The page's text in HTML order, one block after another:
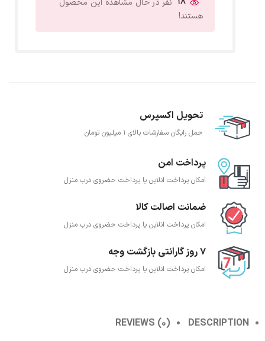
نفر در حال مشاهده این محصول
هستند!
تحویل اکسپرس
حمل رایگان سفارشات بالای 1 میلیون تومان
پرداخت امن
امکان پرداخت انلاین یا پرداخت حضروی درب منزل
ضمانت اصالت کالا
امکان پرداخت انلاین یا پرداخت حضروی درب منزل
7 روز گارانتی بازگشت وجه
امکان پرداخت انلاین یا پرداخت حضروی درب منزل
DESCRIPTION
REVIEWS (0)